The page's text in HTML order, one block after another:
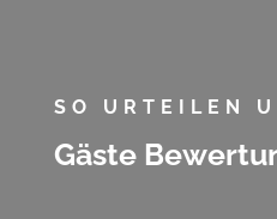
SO URTEILEN
Gäste